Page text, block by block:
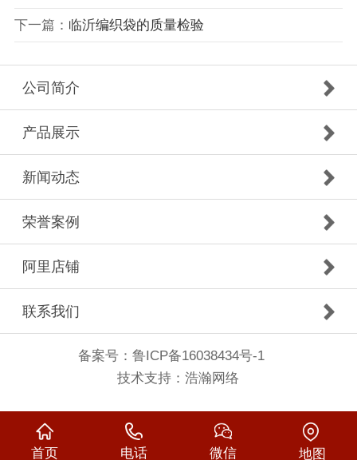
下一篇： 临沂编织袋的质量检验
公司简介
产品展示
新闻动态
荣誉案例
阿里店铺
联系我们
备案号：鲁ICP备16038434号-1
技术支持：浩瀚网络
首页 电话 微信 地图